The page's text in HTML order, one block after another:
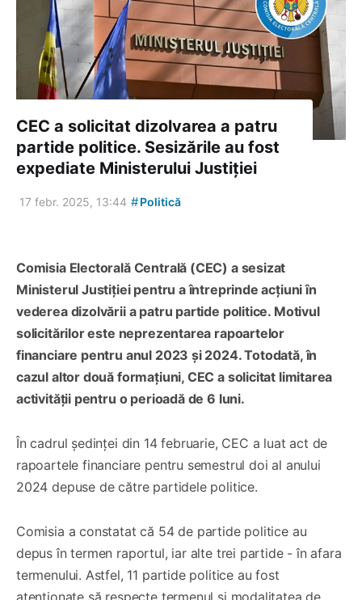
CEC a solicitat dizolvarea a patru
partide politice. Sesizările au fost
expediate Ministerului Justiției
17 febr. 2025, 13:44 #Politică
Comisia Electorală Centrală (CEC) a sesizat
Ministerul Justiției pentru a întreprinde acțiuni în
vederea dizolvării a patru partide politice. Motivul
solicitărilor este neprezentarea rapoartelor
financiare pentru anul 2023 și 2024. Totodată, în
cazul altor două formațiuni, CEC a solicitat limitarea
activității pentru o perioadă de 6 luni.
În cadrul ședinței din 14 februarie, CEC a luat act de
rapoartele financiare pentru semestrul doi al anului
2024 depuse de către partidele politice.
Comisia a constatat că 54 de partide politice au
depus în termen raportul, iar alte trei partide - în afara
termenului. Astfel, 11 partide politice au fost